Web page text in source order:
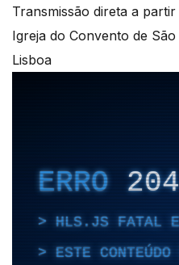
Transmissão direta a partir
Igreja do Convento de
Lisboa